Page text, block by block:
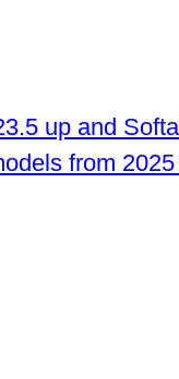
from 2025